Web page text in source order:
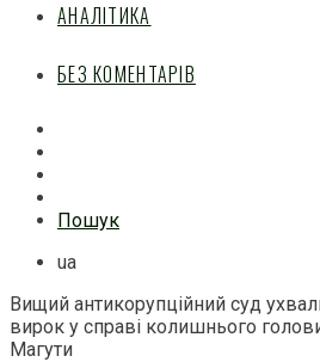
АНАЛІТИКА
БЕЗ КОМЕНТАРІВ
Пошук
ua
Вищий антикорупційний суд
вирок у справі колишнього
Магути